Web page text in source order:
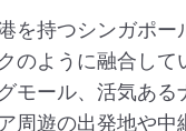
を持つシンガポー
のように融合して
モール、活気ある
周遊の出発地や中